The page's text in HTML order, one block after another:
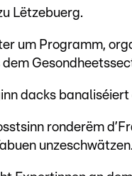
Lëtzebuerg.
um Programm,
dacks banaliséiert
ronderëm
unzeschwätzen.